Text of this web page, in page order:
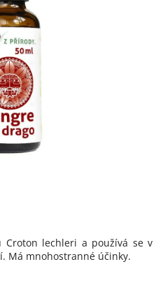
lechleri a používá se v
Má mnohostranné účinky.